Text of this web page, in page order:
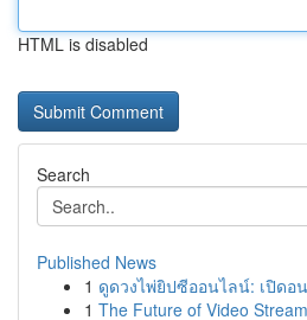
HTML is disabled
Search
Published News
1 ดูดวงไพ่ยิปซีออนไลน์: เปิดอ
1 The Future of Video